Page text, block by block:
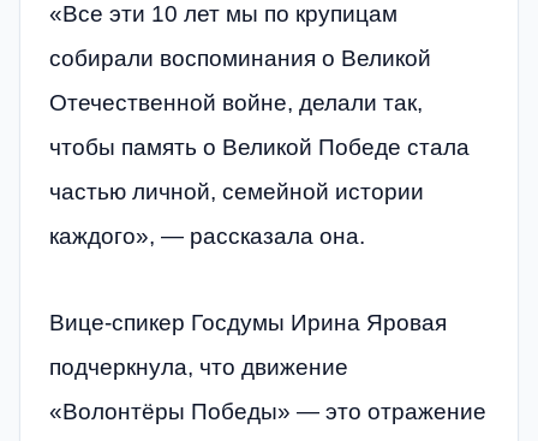
«Все эти 10 лет мы по крупицам
собирали воспоминания о Великой
Отечественной войне, делали так,
чтобы память о Великой Победе стала
частью личной, семейной истории
каждого», — рассказала она.
Вице-спикер Госдумы Ирина Яровая
подчеркнула, что движение
«Волонтёры Победы» — это отражение